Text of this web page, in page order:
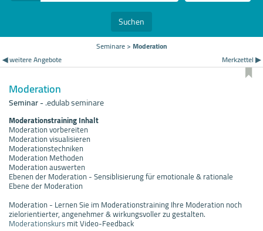
Suchen
Seminare> Moderation
◀ weitere Angebote
Merkzettel ▶
Moderation
Seminar-.edulab seminare
Moderationstraining Inhalt
Moderation vorbereiten
Moderation visualisieren
Moderationstechniken
Moderation Methoden
Moderation auswerten
Ebenen der Moderation - Sensiblisierung für emotionale & rationale
Ebene der Moderation
Moderation - Lernen Sie im Moderationstraining Ihre Moderation noch
zielorientierter, angenehmer & wirkungsvoller zu gestalten.
Moderationskursmit Video-Feedback